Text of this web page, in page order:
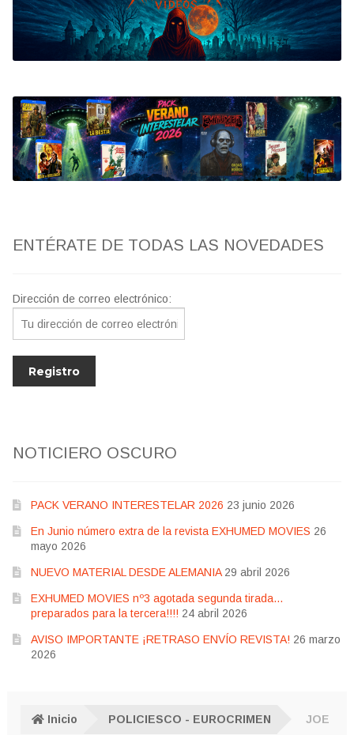
Bluray
Clasificada S
artwork
fantaterror
Jesús Franco
ENTÉRATE DE TODAS LAS NOVEDADES
Dirección de correo electrónico:
NOTICIERO OSCURO
PACK VERANO INTERESTELAR 2026 23 junio 2026
En Junio número extra de la revista EXHUMED MOVIES 26
mayo 2026
NUEVO MATERIAL DESDE ALEMANIA 29 abril 2026
EXHUMED MOVIES nº3 agotada segunda tirada…
preparados para la tercera!!!! 24 abril 2026
AVISO IMPORTANTE ¡RETRASO ENVÍO REVISTA! 26 marzo
2026
Inicio POLICIESCO - EUROCRIMEN
JOE